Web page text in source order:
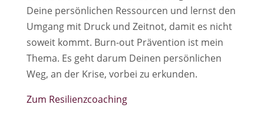
Deine persönlichen Ressourcen und lernst den
Umgang mit Druck und Zeitnot, damit es nicht
soweit kommt. Burn-out Prävention ist mein
Thema. Es geht darum Deinen persönlichen
Weg, an der Krise, vorbei zu erkunden.
Zum Resilienzcoaching